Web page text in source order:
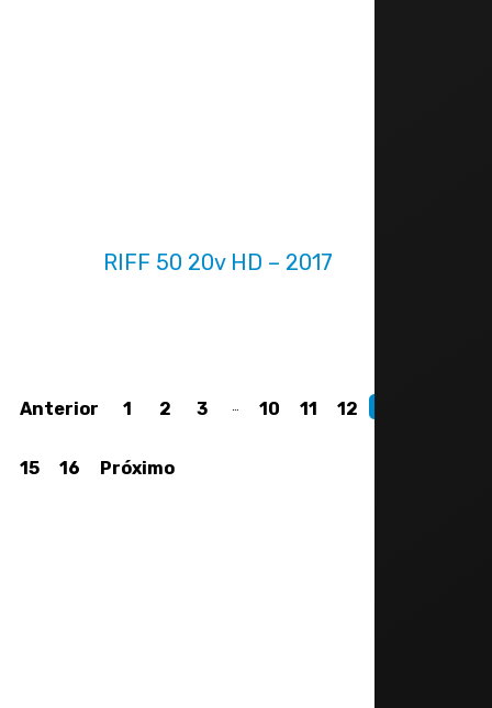
RIFF 50 20v HD – 2017
Anterior 1 2 3 … 10 11 12
15
16 Próximo